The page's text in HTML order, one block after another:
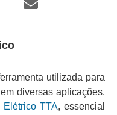
utilizada para
diversas aplicações.
Elétrico TTA, essencial